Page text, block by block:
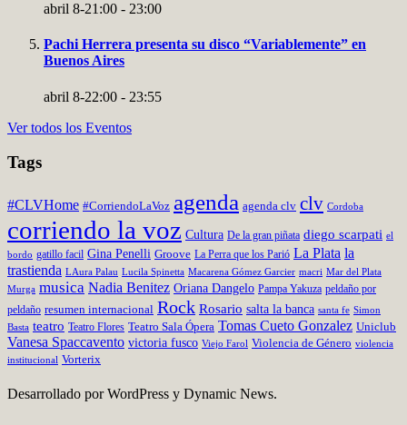
abril 8-21:00 - 23:00
Pachi Herrera presenta su disco “Variablemente” en
Buenos Aires
abril 8-22:00 - 23:55
Ver todos los Eventos
Tags
#CLVHome #CorriendoLaVoz agenda agenda clv clv Cordoba
corriendo la voz Cultura De la gran piñata diego scarpati el
bordo gatillo facil Gina Penelli Groove La Perra que los Parió La Plata la
trastienda LAura Palau Lucila Spinetta Macarena Gómez Garcier macri Mar del Plata
Murga musica Nadia Benitez Oriana Dangelo Pampa Yakuza peldaño por
peldaño resumen internacional Rock Rosario salta la banca santa fe Simon
Basta teatro Teatro Flores Teatro Sala Ópera Tomas Cueto Gonzalez Uniclub
Vanesa Spaccavento victoria fusco Viejo Farol Violencia de Género violencia
institucional Vorterix
Desarrollado por WordPress y Dynamic News.